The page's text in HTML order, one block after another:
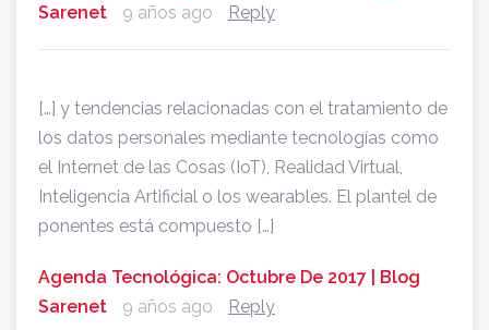
Sarenet
9 años ago Reply
[…] y tendencias relacionadas con el tratamiento de
los datos personales mediante tecnologías como
el Internet de las Cosas (IoT), Realidad Virtual,
Inteligencia Artificial o los wearables. El plantel de
ponentes está compuesto […]
Agenda Tecnológica: Octubre De 2017 | Blog
Sarenet
9 años ago Reply